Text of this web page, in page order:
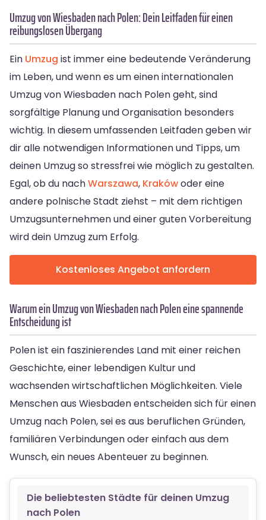
Umzug von Wiesbaden nach Polen: Dein Leitfaden für einen
reibungslosen Übergang
Ein Umzug ist immer eine bedeutende Veränderung
im Leben, und wenn es um einen internationalen
Umzug von Wiesbaden nach Polen geht, sind
sorgfältige Planung und Organisation besonders
wichtig. In diesem umfassenden Leitfaden geben wir
dir alle notwendigen Informationen und Tipps, um
deinen Umzug so stressfrei wie möglich zu gestalten.
Egal, ob du nachWarszawa, Krakówoder eine
andere polnische Stadt ziehst – mit dem richtigen
Umzugsunternehmen und einer guten Vorbereitung
wird dein Umzug zum Erfolg.
Kostenloses Angebot anfordern
Warum ein Umzug von Wiesbaden nach Polen eine spannende
Entscheidung ist
Polen ist ein faszinierendes Land mit einer reichen
Geschichte, einer lebendigen Kultur und
wachsenden wirtschaftlichen Möglichkeiten. Viele
Menschen aus Wiesbaden entscheiden sich für einen
Umzug nach Polen, sei es aus beruflichen Gründen,
familiären Verbindungen oder einfach aus dem
Wunsch, ein neues Abenteuer zu beginnen.
Die beliebtesten Städte für deinen Umzug
nach Polen